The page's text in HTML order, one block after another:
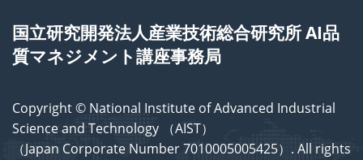
国立研究開発法人産業技術総合研究所 AI品
質マネジメント講座事務局
Copyright © National Institute of Advanced Industrial
Science and Technology （AIST）
（Japan Corporate Number 7010005005425）. All rights